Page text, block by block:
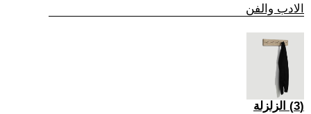
الادب والفن
(3) الزلزلة